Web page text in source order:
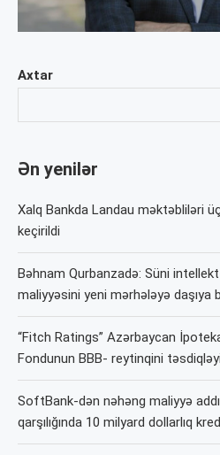
Axtar
Ən yenilər
Xalq Bankda Landau məktəbliləri
keçirildi
Bəhnam Qurbanzadə: Süni
maliyyəsini yeni mərhələyə daşıya
“Fitch Ratings” Azərbaycan
Fondunun BBB- reytinqini
SoftBank-dən nəhəng maliyyə
qarşılığında 10 milyard dollarlıq